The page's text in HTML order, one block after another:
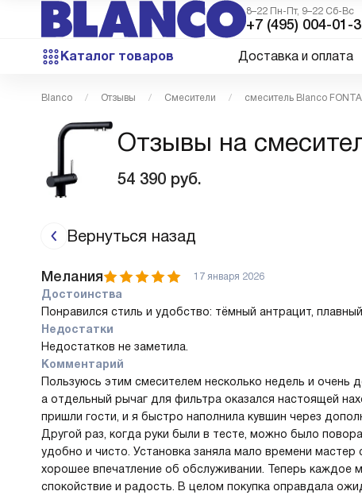
8–22 Пн-Пт, 9–22 Сб-Вс
+7 (495) 004-01-
Каталог товаров Доставка и оплата
Blanco Отзывы Смесители смеситель Blanco
Отзывы на
54 390 руб.
Вернуться назад
Мелания 17 января 2026
Достоинства
Понравился стиль и удобство: тёмный антрацит,
Недостатки
Недостатков не заметила.
Комментарий
Пользуюсь этим смесителем несколько недель и очень
а отдельный рычаг для фильтра оказался настоящей
пришли гости, и я быстро наполнила кувшин через
Другой раз, когда руки были в тесте, можно было
удобно и чисто. Установка заняла мало времени
хорошее впечатление об обслуживании. Теперь каждое
спокойствие и радость. В целом покупка оправдала